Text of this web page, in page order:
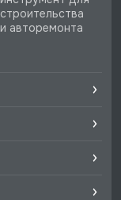
строительства
и авторемонта